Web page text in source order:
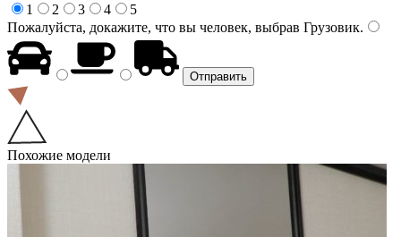
1
2 3 4
5
Пожалуйста, докажите, что вы человек, выбрав Грузовик.
Похожие модели